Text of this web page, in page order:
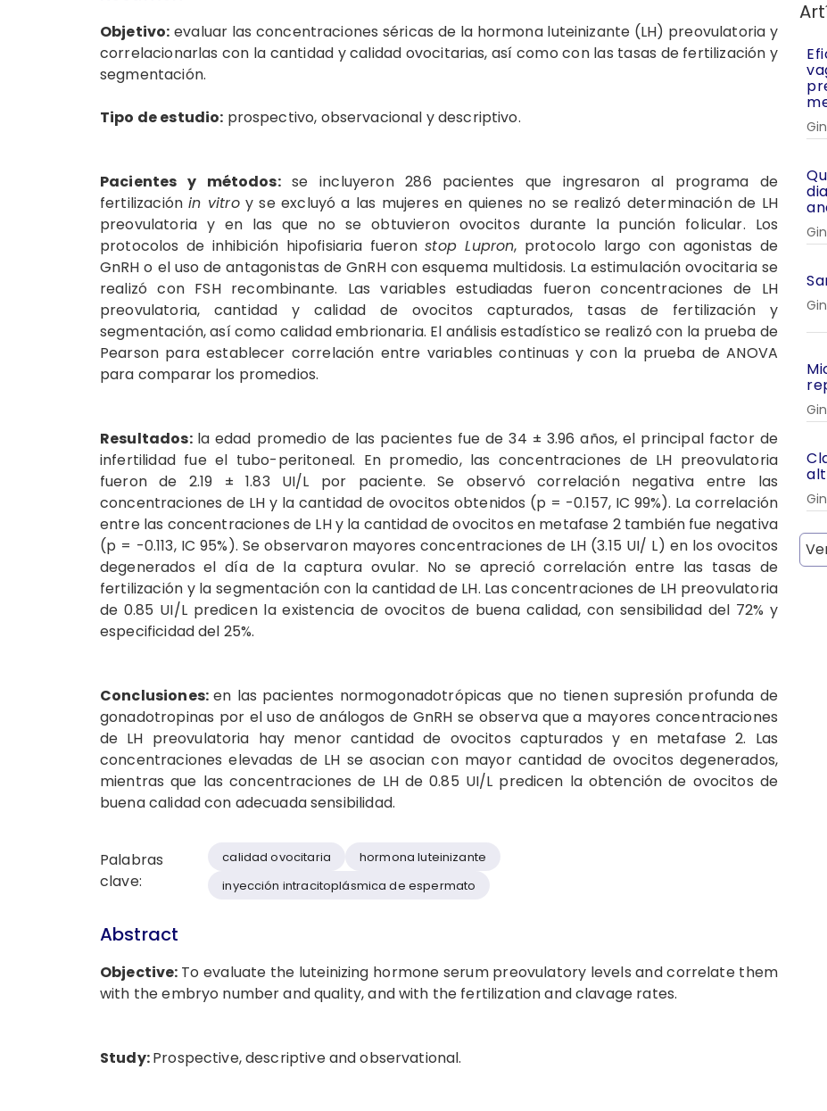
Objetivo: evaluar las concentraciones séricas de la hormona luteinizante (LH) preovulatoria y
correlacionarlas con la cantidad y calidad ovocitarias, así como con las tasas de fertilización y
segmentación.
Tipo de estudio: prospectivo, observacional y descriptivo.
Pacientes y métodos:se incluyeron 286 pacientes que ingresaron al programa de
fertilizaciónin vitroy se excluyó a las mujeres en quienes no se realizó determinación de LH
preovulatoria y en las que no se obtuvieron ovocitos durante la punción folicular. Los
protocolos de inhibición hipofisiaria fueronstop Lupron, protocolo largo con agonistas de
GnRH o el uso de antagonistas de GnRH con esquema multidosis. La estimulación ovocitaria se
realizó con FSH recombinante. Las variables estudiadas fueron concentraciones de LH
preovulatoria, cantidad y calidad de ovocitos capturados, tasas de fertilización y
segmentación, así como calidad embrionaria. El análisis estadístico se realizó con la prueba de
Pearson para establecer correlación entre variables continuas y con la prueba de ANOVA
para comparar los promedios.
Resultados: la edad promedio de las pacientes fue de 34 ± 3.96 años, el principal factor de
infertilidad fue el tubo-peritoneal. En promedio, las concentraciones de LH preovulatoria
fueron de 2.19 ± 1.83 UI/L por paciente. Se observó correlación negativa entre las
concentraciones de LH y la cantidad de ovocitos obtenidos (p = -0.157, IC 99%). La correlación
entre las concentraciones de LH y la cantidad de ovocitos en metafase 2 también fue negativa
(p = -0.113, IC 95%). Se observaron mayores concentraciones de LH (3.15 UI/ L) en los ovocitos
degenerados el día de la captura ovular. No se apreció correlación entre las tasas de
fertilización y la segmentación con la cantidad de LH. Las concentraciones de LH preovulatoria
de 0.85 UI/L predicen la existencia de ovocitos de buena calidad, con sensibilidad del 72% y
especificidad del 25%.
Conclusiones:en las pacientes normogonadotrópicas que no tienen supresión profunda de
gonadotropinas por el uso de análogos de GnRH se observa quea mayores concentraciones
de LH preovulatoria hay menor cantidad de ovocitos capturados y en metafase 2. Las
concentraciones elevadas de LH se asocian con mayor cantidad de ovocitos degenerados,
mientras que las concentraciones de LH de 0.85 UI/L predicen la obtención de ovocitos de
buena calidad con adecuada sensibilidad.
Palabras
clave:
calidad ovocitaria
hormona luteinizante
inyección intracitoplásmica de espermato
Abstract
Objective: To evaluate the luteinizing hormone serum preovulatory levels and correlate them
with the embryo number and quality, and with the fertilization and clavage rates.
Study:Prospective, descriptive and observational.